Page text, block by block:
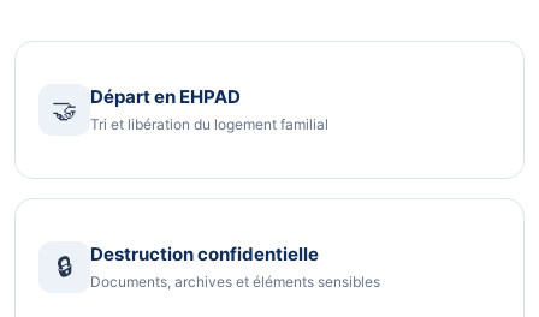
🤝 Départ en EHPAD
Tri et libération du logement familial
🔒 Destruction confidentielle
Documents, archives et éléments sensibles